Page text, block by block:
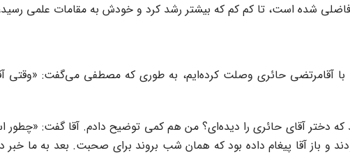
شده است، تا کم کم که بیشتر رشد کرد و خودش به مقامات علمی
شد که ما با آقامرتضی حائری وصلت کرده‌ایم، به طوری که مصطفی می‌گفت:
دختر آقای حائری را دیده‌ای؟ من هم کمی توضیح دادم. آقا گفت:
و باز آقا پیغام داده بود که همان شب بروند برای صحبت. بعد به ما خبر